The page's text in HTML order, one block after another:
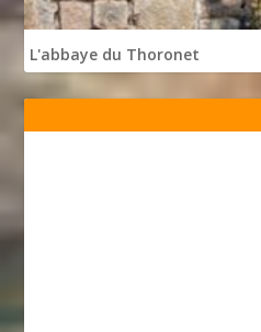
L'abbaye du Thoronet